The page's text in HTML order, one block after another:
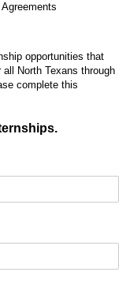
opportunities that
North Texans through
complete this